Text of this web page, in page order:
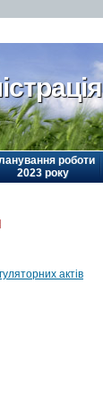
роботи
2023 року
актів